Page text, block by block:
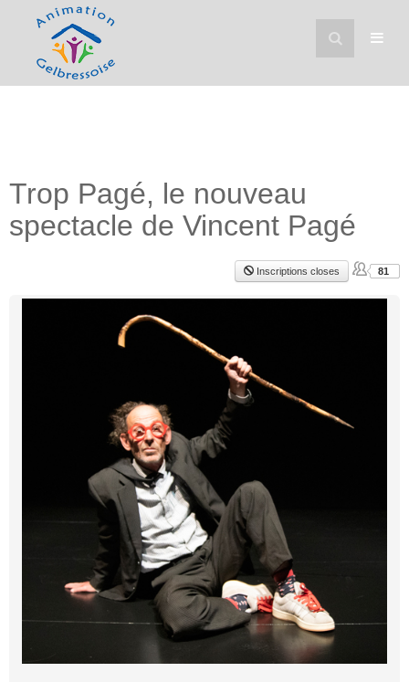
Trop Pagé, le nouveau
spectacle de Vincent Pagé
Inscriptions closes 81